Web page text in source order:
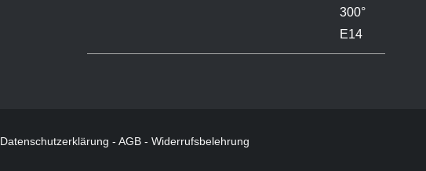
Datenschutzerklärung - AGB- Widerrufsbelehrung